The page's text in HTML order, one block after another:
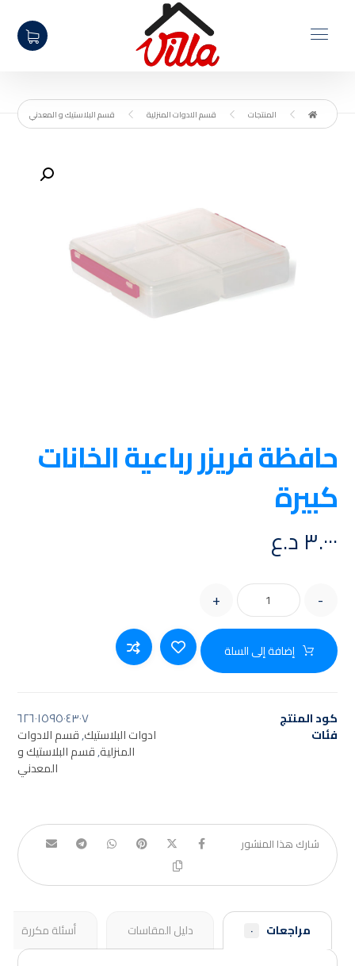
المنتجات قسم الادوات المنزلية قسم البلاستيك و المعدني
حافظة فريزر رباعية الخانات
كبيرة
٣.٠٠٠د.ع
-
+
إضافة إلى السلة
كود المنتج ٦٢٦٠١٥٩٥٠٤٣٠٧
فئات ادوات البلاستيك,قسم الادوات
المنزلية,قسم البلاستيك و
المعدني
مراجعات ٠ دليل المقاسات أسئلة مكررة